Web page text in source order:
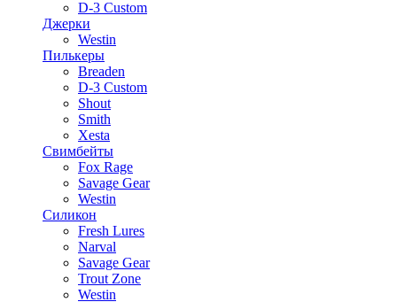
D-3 Custom
Джерки
Westin
Пилькеры
Breaden
D-3 Custom
Shout
Smith
Xesta
Свимбейты
Fox Rage
Savage Gear
Westin
Силикон
Fresh Lures
Narval
Savage Gear
Trout Zone
Westin